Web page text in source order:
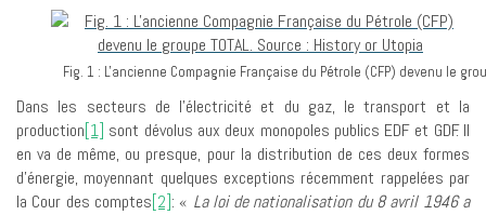
Fig. 1 : L'ancienne Compagnie Française du Pétrole (CFP) devenu le
Dans les secteurs de l’électricité et du gaz, le transport et la
production[1] sont dévolus aux deux monopoles publics EDF et GDF. Il
en va de même, ou presque, pour la distribution de ces deux formes
d’énergie, moyennant quelques exceptions récemment rappelées par
la Cour des comptes[2]: « La loi de nationalisation du 8 avril 1946 a